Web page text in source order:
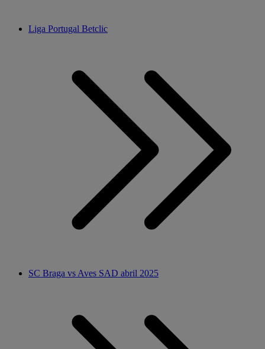
Liga Portugal Betclic
SC Braga vs Aves SAD abril 2025